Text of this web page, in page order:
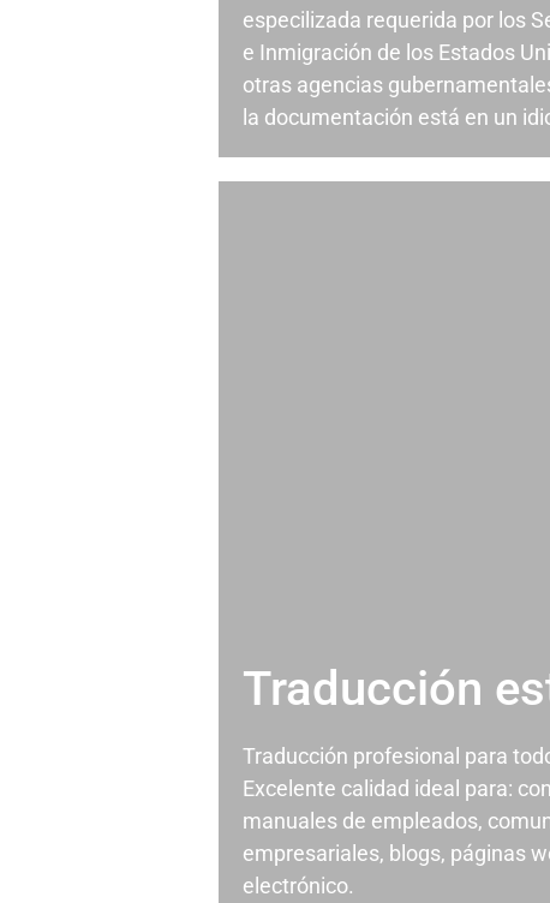
especilizada requerida por los
e Inmigración de los Estados
otras agencias
la documentación está en un
Traducción
Traducción profesional para
Excelente calidad ideal para:
manuales de empleados,
empresariales, blogs, páginas
electrónico.